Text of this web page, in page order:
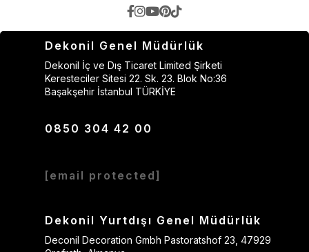
Dekonil Genel Müdürlük
Dekonil İç ve Dış Ticaret Limited Şirketi
Keresteciler Sitesi 22. Sk. 23. Blok No:36
Başakşehir İstanbul TÜRKİYE
0850 304 42 00
[email protected]
Dekonil Yurtdışı Genel Müdürlük
Deconil Decoration Gmbh Pastoratshof 23, 47929